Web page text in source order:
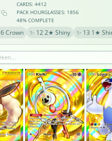
CARDS: 4412
PACK HOURGLASSES: 1856
48% COMPLETE
Crown ✨ 12 2★ Shiny ✨ 13 1★